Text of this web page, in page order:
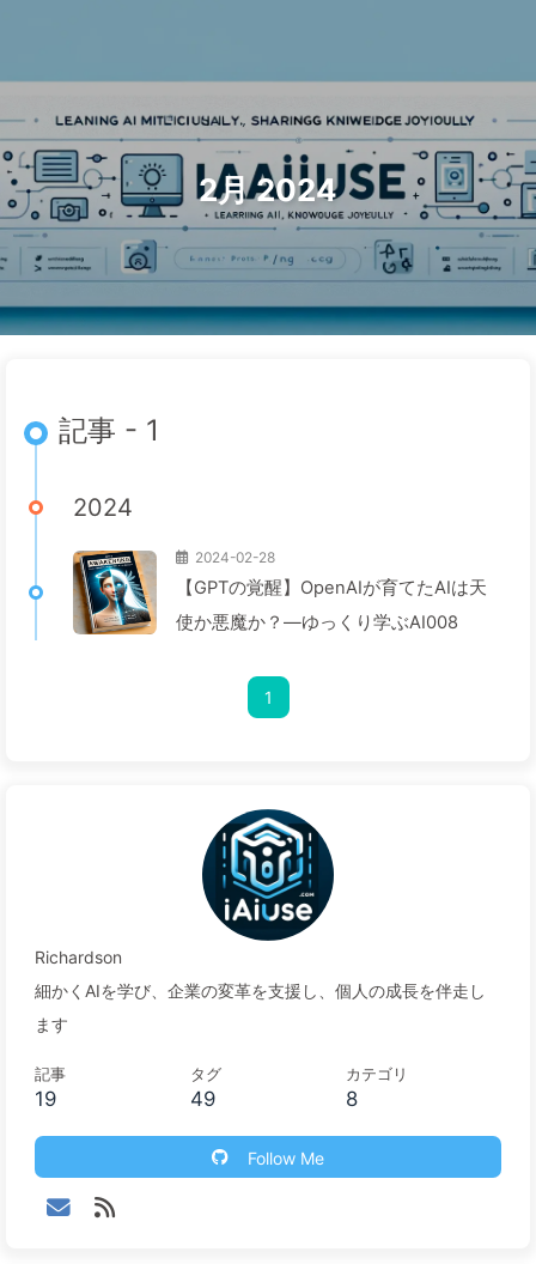
2月 2024
記事 - 1
2024
2024-02-28
【GPTの覚醒】OpenAIが育てたAIは天
使か悪魔か？—ゆっくり学ぶAI008
1
Richardson
細かくAIを学び、企業の変革を支援し、個人の成長を伴走し
ます
記事
19
タグ
49
カテゴリ
8
Follow Me